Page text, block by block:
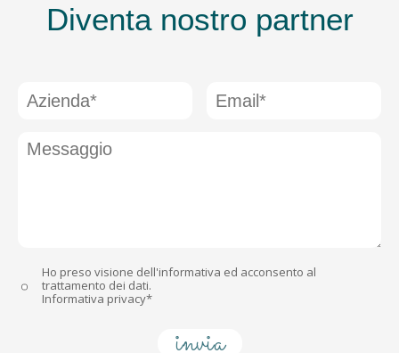
Diventa nostro partner
Ho preso visione dell'informativa ed acconsento al
trattamento dei dati.
Informativa privacy*